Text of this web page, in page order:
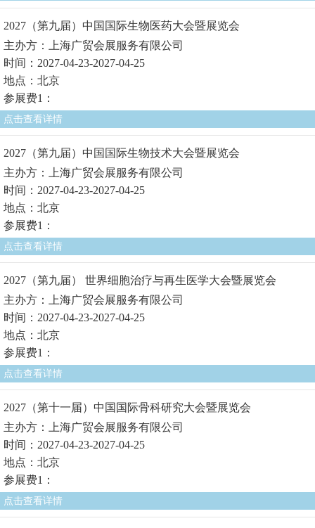
2027（第九届）中国国际生物医药大会暨展览会
主办方：上海广贸会展服务有限公司
时间：2027-04-23-2027-04-25
地点：北京
参展费1：
点击查看详情
2027（第九届）中国国际生物技术大会暨展览会
主办方：上海广贸会展服务有限公司
时间：2027-04-23-2027-04-25
地点：北京
参展费1：
点击查看详情
2027（第九届） 世界细胞治疗与再生医学大会暨展览会
主办方：上海广贸会展服务有限公司
时间：2027-04-23-2027-04-25
地点：北京
参展费1：
点击查看详情
2027（第十一届）中国国际骨科研究大会暨展览会
主办方：上海广贸会展服务有限公司
时间：2027-04-23-2027-04-25
地点：北京
参展费1：
点击查看详情